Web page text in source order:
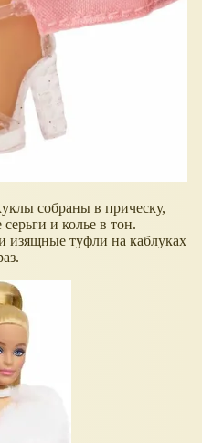
собраны в прическу,
и колье в тон.
изящные туфли на каблуках